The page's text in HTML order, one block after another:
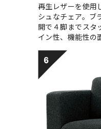
再生レザーを使用
シュなチェア。ブ
開で４脚までスタ
イン性、機能性の